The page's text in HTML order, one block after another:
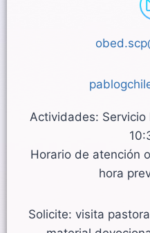
Actividades: Servicio
Horario de atención
hora
Solicite: visita